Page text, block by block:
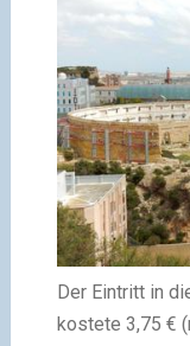
Der Eintritt in
kostete 3,75 €